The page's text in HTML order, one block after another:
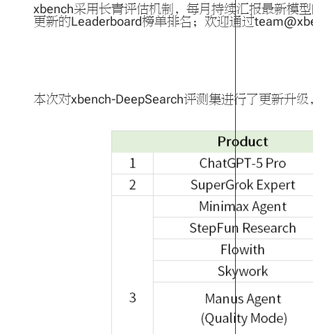
xbench采用长青评估机制，每月持续汇报最新模
更新的Leaderboard榜单排名；欢迎通过
本次对xbench-DeepSearch评测集进行了更新升